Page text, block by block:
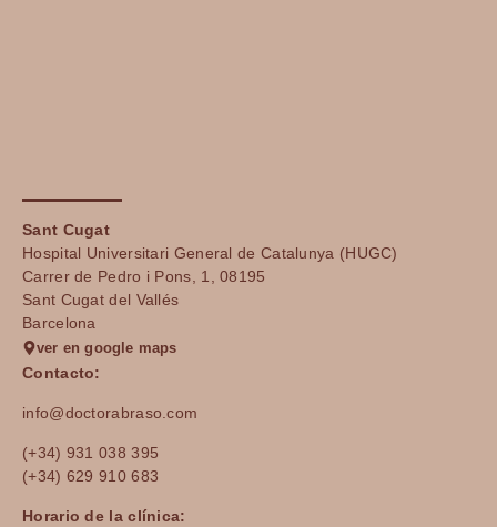
Sant Cugat
Hospital Universitari General de Catalunya (HUGC)
Carrer de Pedro i Pons, 1, 08195
Sant Cugat del Vallés
Barcelona
ver en google maps
Contacto:
info@doctorabraso.com
(+34) 931 038 395
(+34) 629 910 683
Horario de la clínica: